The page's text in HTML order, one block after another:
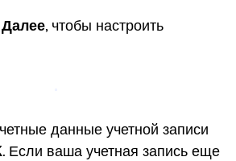
Далее, чтобы настроить
данные учетной записи
. Если ваша учетная запись еще